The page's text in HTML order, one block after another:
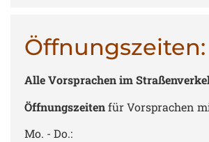
Öffnungszeiten:
Alle Vorsprachen im
Öffnungszeitenfür Vorsprachen
Mo. - Do.: